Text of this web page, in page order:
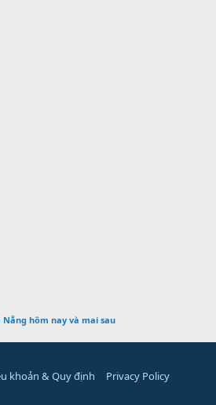
hôm nay và mai sau
khoản & Quy định
Privacy Policy